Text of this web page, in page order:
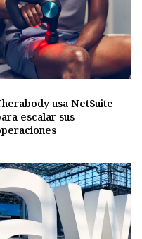
usa NetSuite
escalar sus